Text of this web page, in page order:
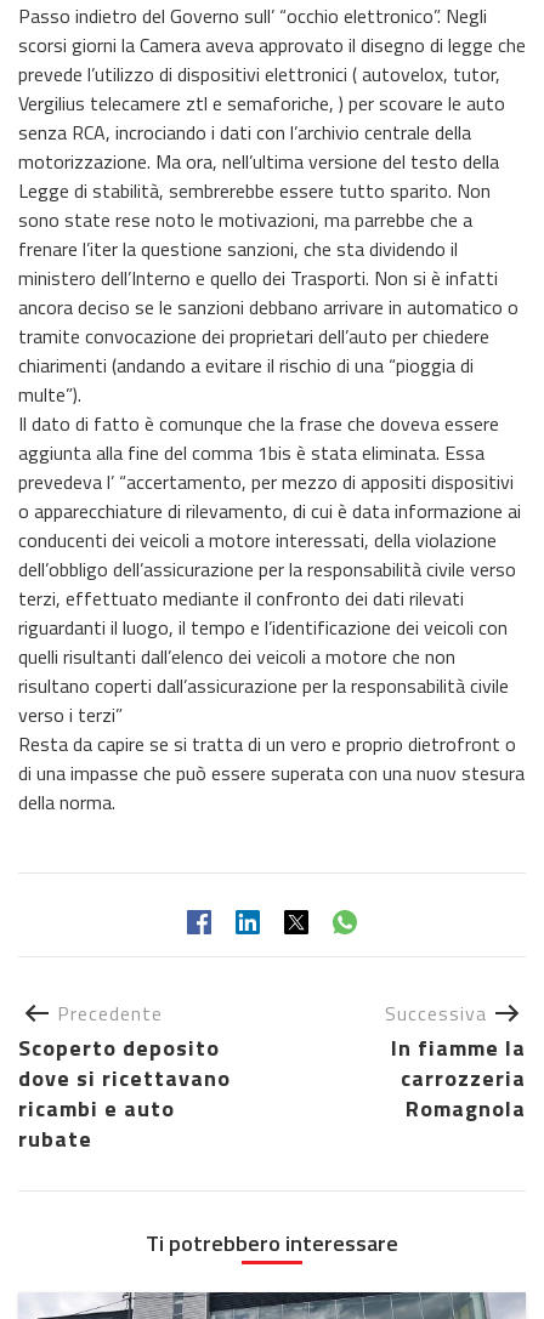
Passo indietro del Governo sull’ “occhio elettronico”. Negli
scorsi giorni la Camera aveva approvato il disegno di legge che
prevede l’utilizzo di dispositivi elettronici ( autovelox, tutor,
Vergilius telecamere ztl e semaforiche, ) per scovare le auto
senza RCA, incrociando i dati con l’archivio centrale della
motorizzazione. Ma ora, nell’ultima versione del testo della
Legge di stabilità, sembrerebbe essere tutto sparito. Non
sono state rese noto le motivazioni, ma parrebbe che a
frenare l’iter la questione sanzioni, che sta dividendo il
ministero dell’Interno e quello dei Trasporti. Non si è infatti
ancora deciso se le sanzioni debbano arrivare in automatico o
tramite convocazione dei proprietari dell’auto per chiedere
chiarimenti (andando a evitare il rischio di una “pioggia di
multe”).
Il dato di fatto è comunque che la frase che doveva essere
aggiunta alla fine del comma 1bis è stata eliminata. Essa
prevedeva l’ “accertamento, per mezzo di appositi dispositivi
o apparecchiature di rilevamento, di cui è data informazione ai
conducenti dei veicoli a motore interessati, della violazione
dell’obbligo dell’assicurazione per la responsabilità civile verso
terzi, effettuato mediante il confronto dei dati rilevati
riguardanti il luogo, il tempo e l’identificazione dei veicoli con
quelli risultanti dall’elenco dei veicoli a motore che non
risultano coperti dall’assicurazione per la responsabilità civile
verso i terzi”
Resta da capire se si tratta di un vero e proprio dietrofront o
di una impasse che può essere superata con una nuov stesura
della norma.
Precedente
Scoperto deposito
dove si ricettavano
ricambi e auto
rubate
Successiva
In fiamme la
carrozzeria
Romagnola
Ti potrebbero interessare